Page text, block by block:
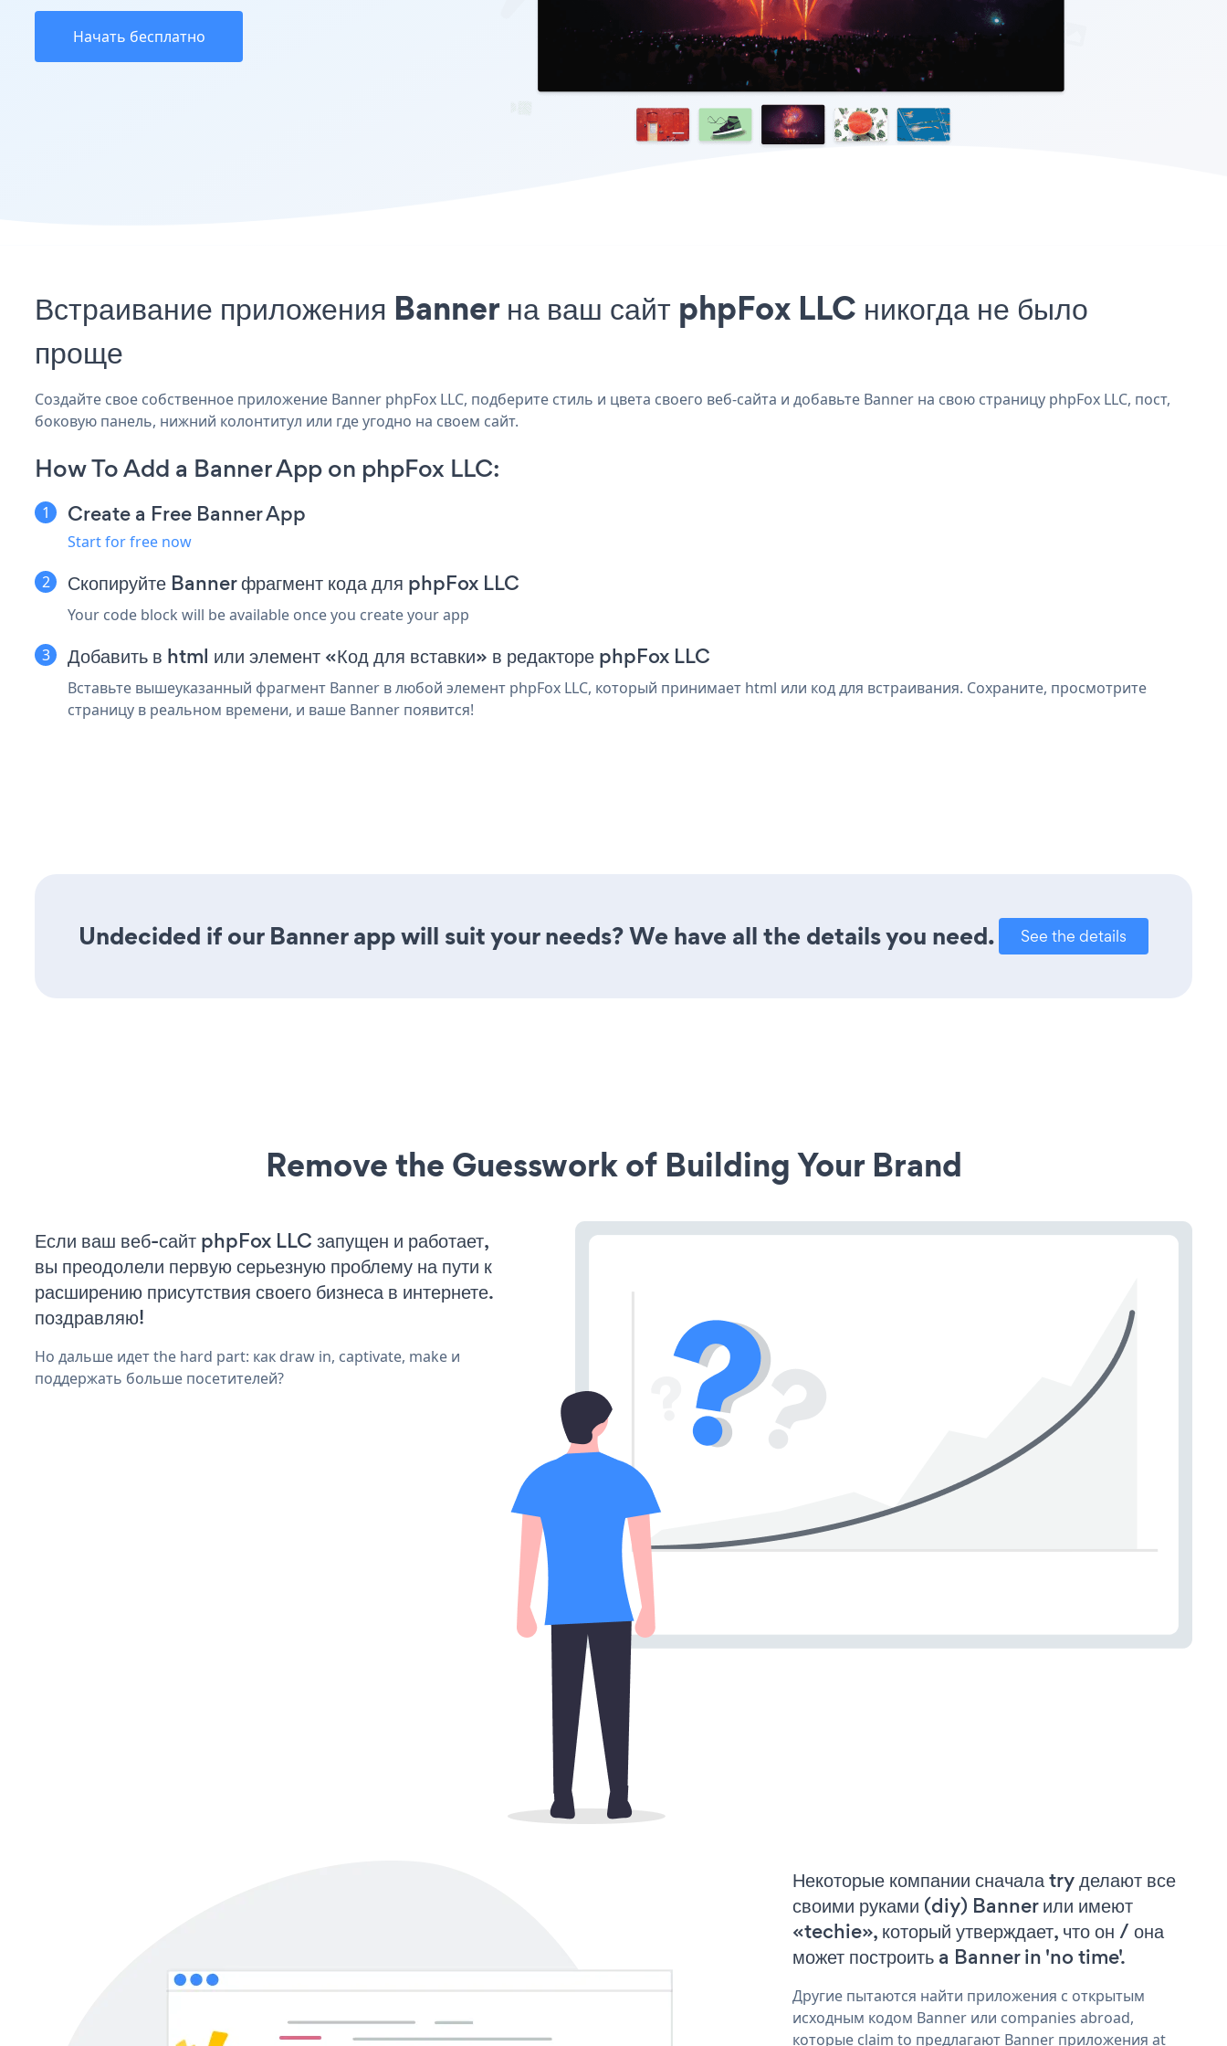
Начать бесплатно
Встраивание приложения Banner на ваш сайт phpFox LLC никогда не было
проще
Создайте свое собственное приложение Banner phpFox LLC, подберите стиль и цвета своего веб-сайта и добавьте Banner на свою страницу phpFox LLC, пост,
боковую панель, нижний колонтитул или где угодно на своем сайт.
How To Add a Banner App on phpFox LLC:
Create a Free Banner App
Start for free now
Скопируйте Banner фрагмент кода для phpFox LLC
Your code block will be available once you create your app
Добавить в html или элемент «Код для вставки» в редакторе phpFox LLC
Вставьте вышеуказанный фрагмент Banner в любой элемент phpFox LLC, который принимает html или код для встраивания. Сохраните, просмотрите
страницу в реальном времени, и ваше Banner появится!
Undecided if our Banner app will suit your needs? We have all the details you need. See the details
Remove the Guesswork of Building Your Brand
Если ваш веб-сайт phpFox LLC запущен и работает,
вы преодолели первую серьезную проблему на пути к
расширению присутствия своего бизнеса в интернете.
поздравляю!
Но дальше идет the hard part: как draw in, captivate, make и
поддержать больше посетителей?
Некоторые компании сначала try делают все
своими руками (diy) Banner или имеют
«techie», который утверждает, что он / она
может построить a Banner in 'no time'.
Другие пытаются найти приложения с открытым
исходным кодом Banner или companies abroad,
которые claim to предлагают Banner приложения at